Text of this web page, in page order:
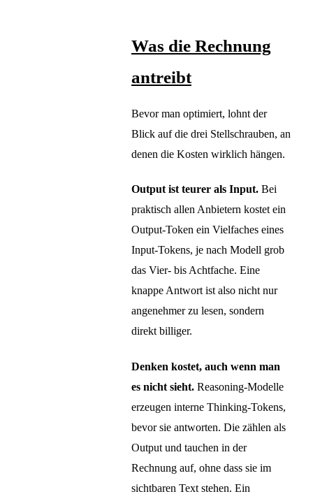
Was die Rechnung
antreibt
Bevor man optimiert, lohnt der
Blick auf die drei Stellschrauben, an
denen die Kosten wirklich hängen.
Output ist teurer als Input. Bei
praktisch allen Anbietern kostet ein
Output-Token ein Vielfaches eines
Input-Tokens, je nach Modell grob
das Vier- bis Achtfache. Eine
knappe Antwort ist also nicht nur
angenehmer zu lesen, sondern
direkt billiger.
Denken kostet, auch wenn man
es nicht sieht. Reasoning-Modelle
erzeugen interne Thinking-Tokens,
bevor sie antworten. Die zählen als
Output und tauchen in der
Rechnung auf, ohne dass sie im
sichtbaren Text stehen. Ein